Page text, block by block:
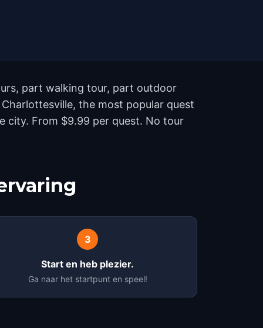
part walking tour, part outdoor
the most popular quest
city. From $9.99 per quest. No tour
3
Start en heb plezier.
Ga naar het startpunt en speel!